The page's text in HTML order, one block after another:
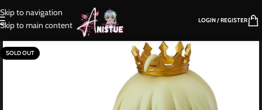
Skip to navigation
Skip to main content
LOGIN / REGISTER
SOLD OUT